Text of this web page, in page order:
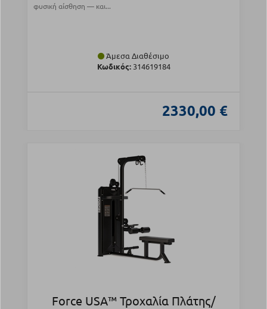
φυσική αίσθηση — και...
Άμεσα Διαθέσιμο
Κωδικός:314619184
2330,00 €
Force USA™ Τροχαλία Πλάτης/